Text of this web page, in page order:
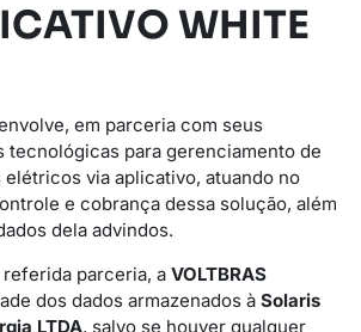
WHITE
em parceria com seus
tecnológicas para gerenciamento de
via aplicativo, atuando no
e cobrança dessa solução, além
dela advindos.
parceria, a VOLTBRAS
dos dados armazenados à Solaris
LTDA, salvo se houver qualquer